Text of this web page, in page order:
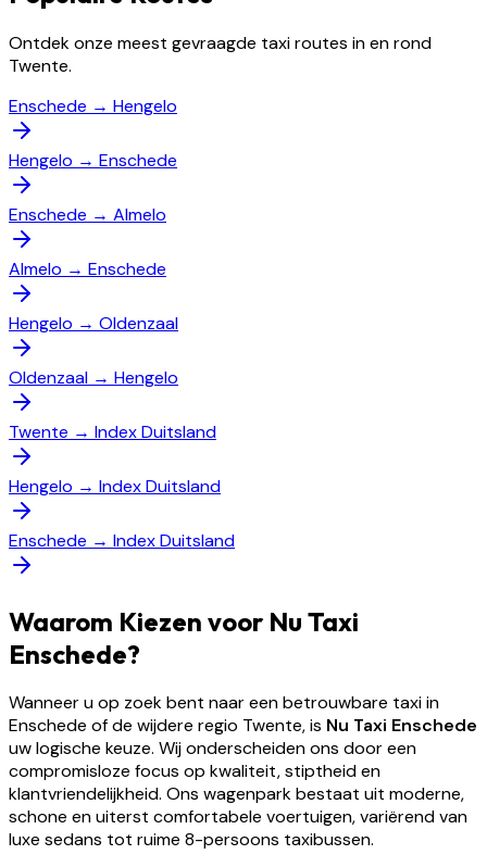
Ontdek onze meest gevraagde taxi routes in en rond
Twente.
Enschede → Hengelo
Hengelo → Enschede
Enschede → Almelo
Almelo → Enschede
Hengelo → Oldenzaal
Oldenzaal → Hengelo
Twente → Index Duitsland
Hengelo → Index Duitsland
Enschede → Index Duitsland
Waarom Kiezen voor Nu Taxi
Enschede?
Wanneer u op zoek bent naar een betrouwbare taxi in
Enschede of de wijdere regio Twente, is Nu Taxi Enschede
uw logische keuze. Wij onderscheiden ons door een
compromisloze focus op kwaliteit, stiptheid en
klantvriendelijkheid. Ons wagenpark bestaat uit moderne,
schone en uiterst comfortabele voertuigen, variërend van
luxe sedans tot ruime 8-persoons taxibussen.